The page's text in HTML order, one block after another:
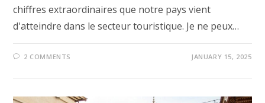
chiffres extraordinaires que notre pays vient
d'atteindre dans le secteur touristique. Je ne peux…
2 COMMENTS JANUARY 15, 2025